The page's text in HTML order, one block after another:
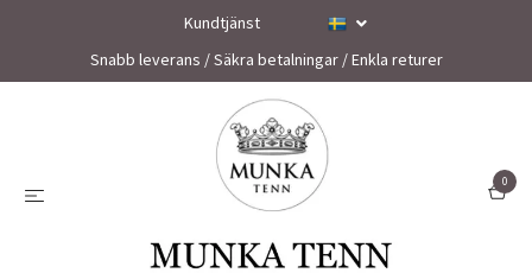
Kundtjänst
Snabb leverans / Säkra betalningar / Enkla returer
0